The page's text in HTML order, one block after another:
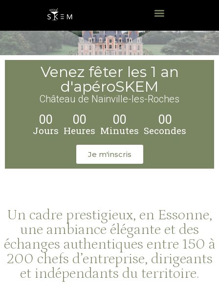
Venez fêter les 1 an
d'apéroSKEM
Château de Nainville-les-Roches
00
Jours
00
Heures
00
Minutes
00
Secondes
Je m'inscris
Un cadre prestigieux, en Essonne,
une ambiance élégante et des
échanges authentiques entre 150 à
200 chefs d’entreprise, dirigeants
et indépendants du territoire.